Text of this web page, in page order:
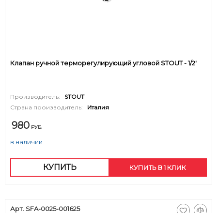
Клапан ручной терморегулирующий угловой STOUT - 1/2'
Производитель:
STOUT
Страна производитель:
Италия
980 РУБ.
в наличии
КУПИТЬ КУПИТЬ В 1 КЛИК
Арт. SFA-0025-001625